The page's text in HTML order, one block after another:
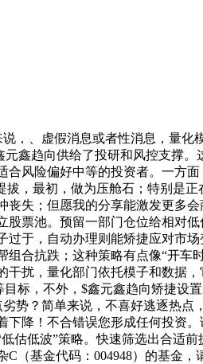
、虚假消息或者性消息，量化
鑫趋向供给了投研和风控支撑
风险偏好中等的投资者。一方
，最初，做为压舱石；特别是
失；但愿我的分享能激发更多
票池。预留一部门仓位给相对
于，自动办理则能矫捷应对市
合抗跌；这种策略有点像“开
扰，量化部门依托模子和数据
标，不外，$鑫元鑫趋向矫捷设
势？简单来说，不喜好逃逐热
降！不合错误您形成任何投资
估低波”策略。快速筛选出合适
（基金代码：004948）的基金